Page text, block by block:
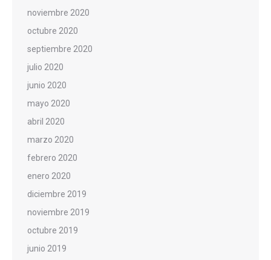
noviembre 2020
octubre 2020
septiembre 2020
julio 2020
junio 2020
mayo 2020
abril 2020
marzo 2020
febrero 2020
enero 2020
diciembre 2019
noviembre 2019
octubre 2019
junio 2019